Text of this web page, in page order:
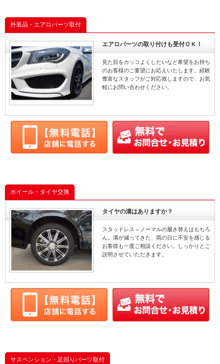
外装品・エアロパーツ取付
エアロパーツの取り付けも受付ＯＫ！
見た目をカッコよくしたいなど希望をお持ち
のお客様のご要望にお応えいたします。経験
豊富なスタッフがご対応致しますので、お気
軽にお問い合わせください。
ホイール・タイヤ交換
タイヤの溝はありますか？
スタッドレス⇔ノーマルの履き替えはもちろ
ん。溝が減ってきた、雨の日に不安を感じる
お客様も一度ご相談ください。しっかりとご
説明させていただきます。
サスペンション・足回りパーツ取付